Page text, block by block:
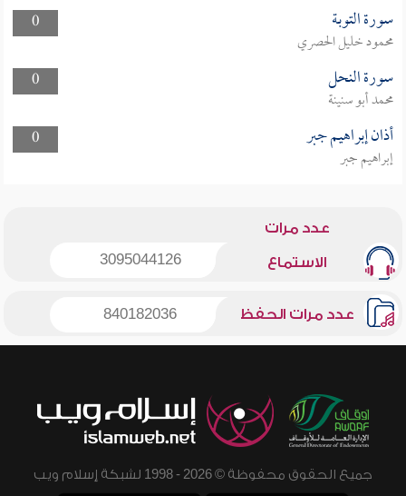
0
سورة التوبة
محمود خليل الحصري
0
سورة النحل
محمد أبو سنينة
0
أذان إبراهيم جبر
إبراهيم جبر
عدد مرات
الاستماع 3095044126
عدد مرات الحفظ 840182036
جميع الحقوق محفوظة © 2026 - 1998 لشبكة إسلام ويب